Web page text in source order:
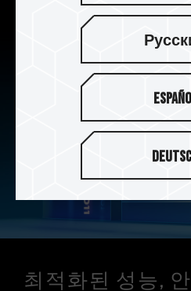
최적화된 성능,